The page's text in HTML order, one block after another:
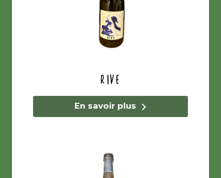
Rive
En savoir plus